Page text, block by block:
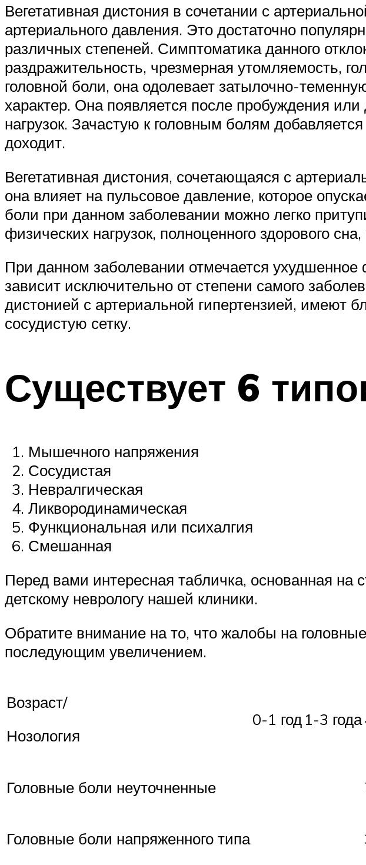
Вегетативная дистония в сочетании с
артериального давления. Это достаточно
различных степеней. Симптоматика данного
раздражительность, чрезмерная утомляемость,
головной боли, она одолевает затылочно-
характер. Она появляется после пробуждения
нагрузок. Зачастую к головным болям
доходит.
Вегетативная дистония, сочетающаяся с
она влияет на пульсовое давление, которое
боли при данном заболевании можно легко
физических нагрузок, полноценного здорового
При данном заболевании отмечается ухудшенное
зависит исключительно от степени самого
дистонией с артериальной гипертензией, имеют
сосудистую сетку.
Существует 6
Мышечного напряжения
Сосудистая
Невралгическая
Ликвородинамическая
Функциональная или психалгия
Смешанная
Перед вами интересная табличка, основанная на
детскому неврологу нашей клиники.
Обратите внимание на то, что жалобы на
последующим увеличением.
Возраст/
Нозология
0-1 год 1-3 года
Головные боли неуточненные
Головные боли напряженного типа